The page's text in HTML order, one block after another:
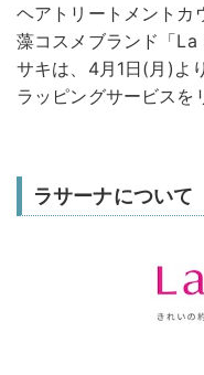
ヘアトリートメントカ
藻コスメブランド「
サキは、4月1日(月)よ
ラッピングサービスを
ラサーナについて